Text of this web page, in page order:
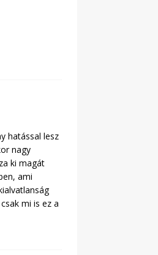
hatással lesz
nagy
ki magát
ami
mi is ez a